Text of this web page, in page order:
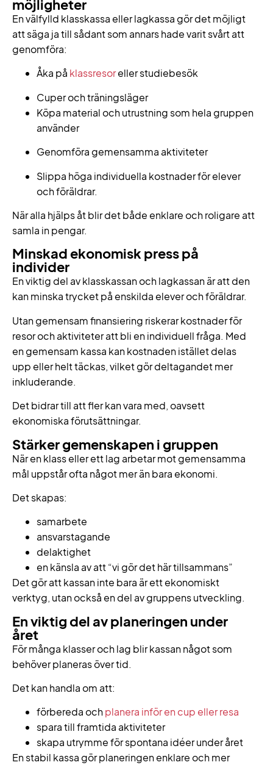
möjligheter
En välfylld klasskassa eller lagkassa gör det möjligt
att säga ja till sådant som annars hade varit svårt att
genomföra:
Åka på klassresoreller studiebesök
Cuper och träningsläger
Köpa material och utrustning som hela gruppen
använder
Genomföra gemensamma aktiviteter
Slippa höga individuella kostnader för elever
och föräldrar.
När alla hjälps åt blir det både enklare och roligare att
samla in pengar.
Minskad ekonomisk press på
individer
En viktig del av klasskassan och lagkassan är att den
kan minska trycket på enskilda elever och föräldrar.
Utan gemensam finansiering riskerar kostnader för
resor och aktiviteter att bli en individuell fråga. Med
en gemensam kassa kan kostnaden istället delas
upp eller helt täckas, vilket gör deltagandet mer
inkluderande.
Det bidrar till att fler kan vara med, oavsett
ekonomiska förutsättningar.
Stärker gemenskapen i gruppen
När en klass eller ett lag arbetar mot gemensamma
mål uppstår ofta något mer än bara ekonomi.
Det skapas:
samarbete
ansvarstagande
delaktighet
en känsla av att “vi gör det här tillsammans”
Det gör att kassan inte bara är ett ekonomiskt
verktyg, utan också en del av gruppens utveckling.
En viktig del av planeringen under
året
För många klasser och lag blir kassan något som
behöver planeras över tid.
Det kan handla om att:
förbereda ochplanera inför en cup eller resa
spara till framtida aktiviteter
skapa utrymme för spontana idéer under året
En stabil kassa gör planeringen enklare och mer